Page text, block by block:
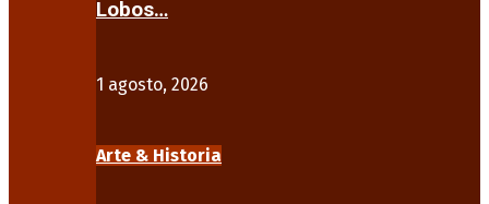
Lobos…
1 agosto, 2026
Arte & Historia